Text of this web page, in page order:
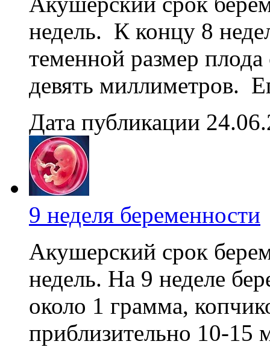
недель. К концу 8
теменной размер плода
девять миллиметров.
Дата публикации
9 неделя беременности
Акушерский срок
недель. На 9 неделе
около 1 грамма,
приблизительно 10-15